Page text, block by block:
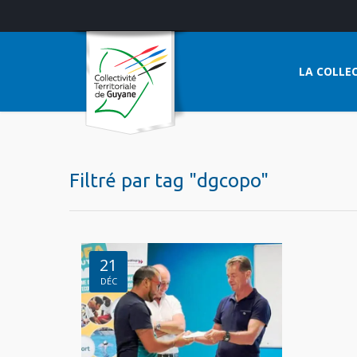
LA
Filtré par tag "dgcopo"
21
DÉC